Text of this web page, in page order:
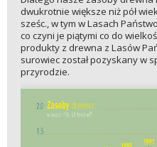
dwukrotnie większe niż pół
sześc., w tym w Lasach
co czyni je piątymi co do
produkty z drewna z Lasów
surowiec został pozyskany w
przyrodzie.